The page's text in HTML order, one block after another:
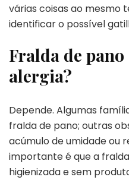
várias coisas ao mesmo
identificar o possível
Fralda de
alergia?
Depende. Algumas
fralda de pano; outras
acúmulo de umidade ou
importante é que a
higienizada e sem